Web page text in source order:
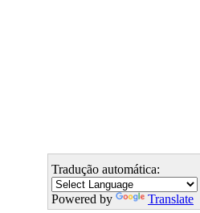
Tradução automática:
Powered by Translate